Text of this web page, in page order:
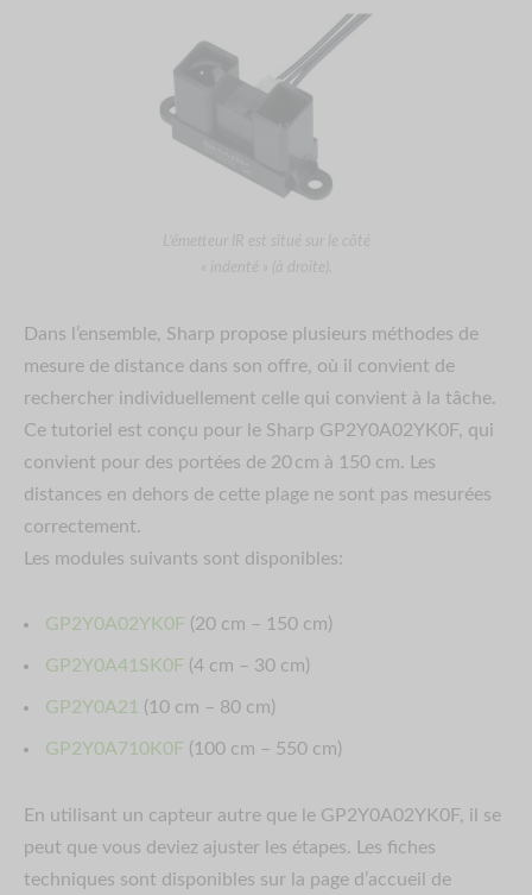
L’émetteur IR est situé sur le côté
« indenté » (à droite).
Dans l’ensemble, Sharp propose plusieurs méthodes de
mesure de distance dans son offre, où il convient de
rechercher individuellement celle qui convient à la tâche.
Ce tutoriel est conçu pour le Sharp GP2Y0A02YK0F, qui
convient pour des portées de 20 cm à 150 cm. Les
distances en dehors de cette plage ne sont pas mesurées
correctement.
Les modules suivants sont disponibles:
GP2Y0A02YK0F (20 cm – 150 cm)
GP2Y0A41SK0F (4 cm – 30 cm)
GP2Y0A21 (10 cm – 80 cm)
GP2Y0A710K0F (100 cm – 550 cm)
En utilisant un capteur autre que le GP2Y0A02YK0F, il se
peut que vous deviez ajuster les étapes. Les fiches
techniques sont disponibles sur la page d’accueil de